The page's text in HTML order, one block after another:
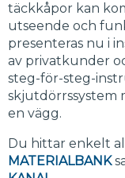
täckkåpor kan
utseende och
presenteras nu i
av privatkunder
steg-för-steg-
skjutdörrssystem
en vägg.
Du hittar enkelt
MATERIALBANK